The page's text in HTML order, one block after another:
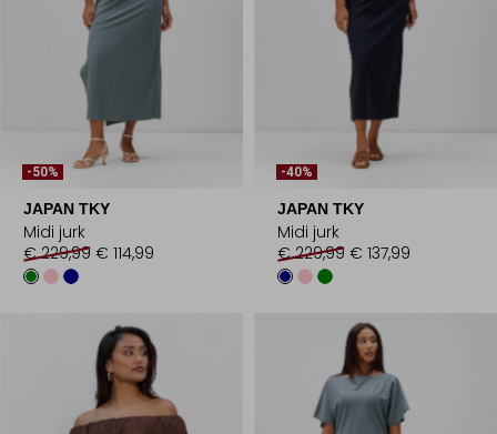
-50%
JAPAN TKY
Midi jurk
€ 229,99 € 114,99
-40%
JAPAN TKY
Midi jurk
€ 229,99 € 137,99